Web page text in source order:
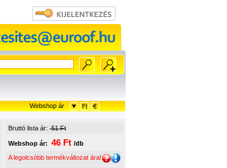
Webshop ár
Bruttó lista ár: 51 Ft
Webshop ár: 46 Ft /db
A legolcsóbb termékváltozat ára!